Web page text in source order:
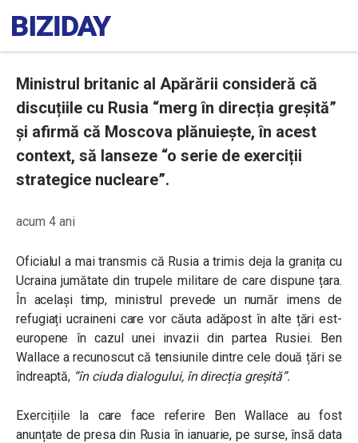
Ministrul britanic al Apărării consideră că
discuțiile cu Rusia “merg în direcția greșită”
și afirmă că Moscova plănuiește, în acest
context, să lanseze “o serie de exerciții
strategice nucleare”.
acum 4 ani
Oficialul a mai transmis că Rusia a trimis deja la granița cu
Ucraina jumătate din trupele militare de care dispune țara.
În același timp, ministrul prevede un număr imens de
refugiați ucraineni care vor căuta adăpost în alte țări est-
europene în cazul unei invazii din partea Rusiei. Ben
Wallace a recunoscut că tensiunile dintre cele două țări se
îndreaptă, “în ciuda dialogului, în direcția greșită”.
Exercițiile la care face referire Ben Wallace au fost
anunțate de presa din Rusia în ianuarie, pe surse, însă data